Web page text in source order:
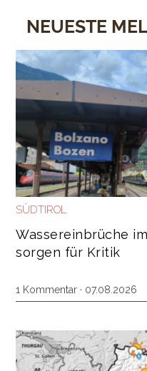
NEUESTE
SÜDTIROL
Wassereinbrüche
sorgen für Kritik
1 Kommentar · 07.08.2026